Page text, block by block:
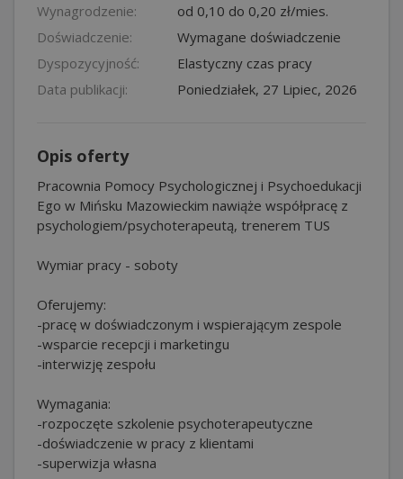
Wynagrodzenie:
od 0,10 do 0,20 zł/mies.
Doświadczenie:
Wymagane doświadczenie
Dyspozycyjność:
Elastyczny czas pracy
Data publikacji:
Poniedziałek, 27 Lipiec, 2026
Opis oferty
Pracownia Pomocy Psychologicznej i Psychoedukacji
Ego w Mińsku Mazowieckim nawiąże współpracę z
psychologiem/psychoterapeutą, trenerem TUS
Wymiar pracy - soboty
Oferujemy:
-pracę w doświadczonym i wspierającym zespole
-wsparcie recepcji i marketingu
-interwizję zespołu
Wymagania:
-rozpoczęte szkolenie psychoterapeutyczne
-doświadczenie w pracy z klientami
-superwizja własna